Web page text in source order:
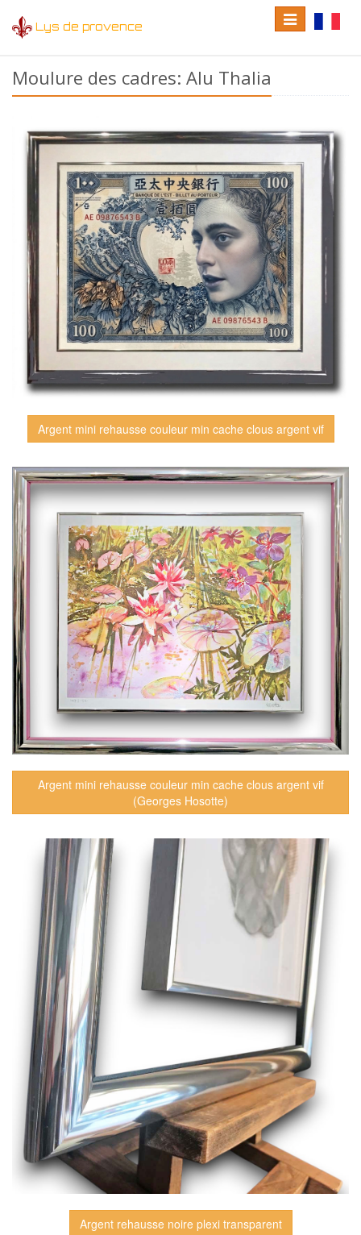
Lys de provence
language
Toggle
navigation
Moulure des cadres: Alu Thalia
Argent mini rehausse couleur min cache clous argent vif
Argent mini rehausse couleur min cache clous argent vif
(Georges Hosotte)
Argent rehausse noire plexi transparent